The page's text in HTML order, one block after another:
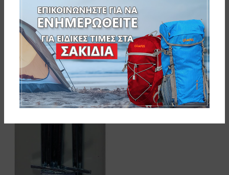
Velco ΣΦΥΡΙ ΛΑΣΤΙΧΕΝΙΟ
26-48313